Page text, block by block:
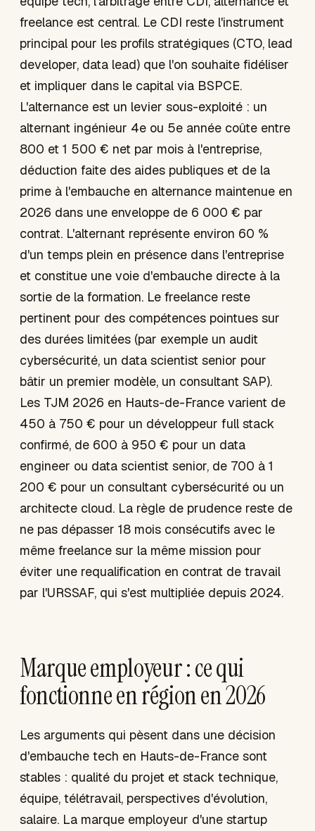
freelance est central. Le CDI reste l'instrument
principal pour les profils stratégiques (CTO, lead
developer, data lead) que l'on souhaite fidéliser
et impliquer dans le capital via BSPCE.
L'alternance est un levier sous-exploité : un
alternant ingénieur 4e ou 5e année coûte entre
800 et 1 500 € net par mois à l'entreprise,
déduction faite des aides publiques et de la
prime à l'embauche en alternance maintenue en
2026 dans une enveloppe de 6 000 € par
contrat. L'alternant représente environ 60 %
d'un temps plein en présence dans l'entreprise
et constitue une voie d'embauche directe à la
sortie de la formation. Le freelance reste
pertinent pour des compétences pointues sur
des durées limitées (par exemple un audit
cybersécurité, un data scientist senior pour
bâtir un premier modèle, un consultant SAP).
Les TJM 2026 en Hauts-de-France varient de
450 à 750 € pour un développeur full stack
confirmé, de 600 à 950 € pour un data
engineer ou data scientist senior, de 700 à 1
200 € pour un consultant cybersécurité ou un
architecte cloud. La règle de prudence reste de
ne pas dépasser 18 mois consécutifs avec le
même freelance sur la même mission pour
éviter une requalification en contrat de travail
par l'URSSAF, qui s'est multipliée depuis 2024.
Marque employeur : ce qui
fonctionne en région en 2026
Les arguments qui pèsent dans une décision
d'embauche tech en Hauts-de-France sont
stables : qualité du projet et stack technique,
équipe, télétravail, perspectives d'évolution,
salaire. La marque employeur d'une startup